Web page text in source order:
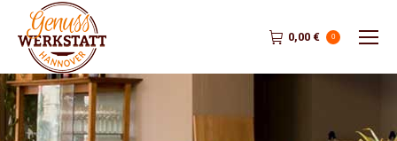
0,00 € 0